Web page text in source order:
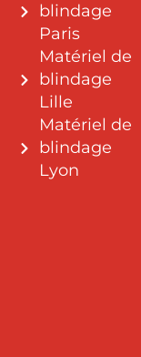
blindage
Paris
Matériel de
blindage
Lille
Matériel de
blindage
Lyon